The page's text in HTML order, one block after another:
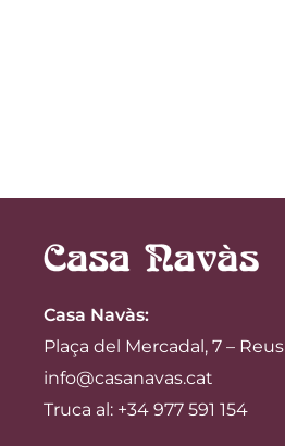
Casa Navàs:
Plaça del Mercadal, 7 – Reus
info@casanavas.cat
Truca al: +34 977 591 154